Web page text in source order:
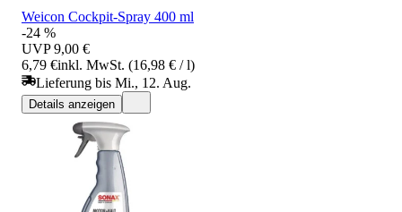
Weicon Cockpit-Spray 400 ml
-24 %
UVP 9,00 €
6,79 €inkl. MwSt. (16,98 € / l)
Lieferung bis Mi., 12. Aug.
Details anzeigen